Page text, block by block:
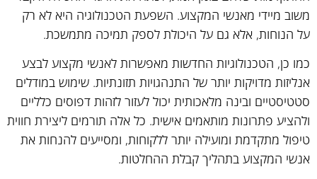
משוב מיידי מאנשי המקצוע. השפעת הטכנולוגיה היא לא רק
על הנוחות, אלא גם על היכולת לספק תמיכה מתמשכת.
כמו כן, הטכנולוגיות החדשות מאפשרות לאנשי מקצוע לבצע
אנליזות מדויקות יותר של התנהגויות תזונתיות. שימוש במודלים
סטטיסטיים ובינה מלאכותית יכול לעזור לזהות דפוסים כלליים
ולהציע פתרונות מותאמים אישית. כל אלה תורמים ליצירת חווית
טיפול מתקדמת ומועילה יותר ללקוחות, ומסייעים להנחות את
אנשי המקצוע בתהליך קבלת ההחלטות.